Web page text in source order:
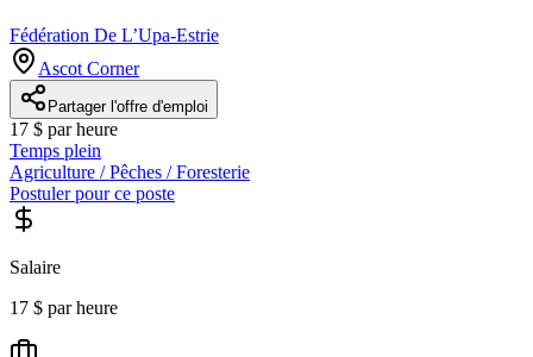
Fédération De L’Upa-Estrie
Ascot Corner
Partager l'offre d'emploi
17 $ par heure
Temps plein
Agriculture / Pêches / Foresterie
Postuler pour ce poste
Salaire
17 $ par heure